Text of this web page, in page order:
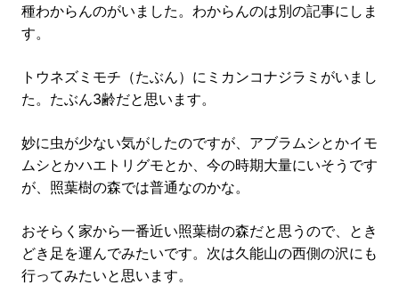
種わからんのがいました。わからんのは別の記事にしま
す。
トウネズミモチ（たぶん）にミカンコナジラミがいまし
た。たぶん3齢だと思います。
妙に虫が少ない気がしたのですが、アブラムシとかイモ
ムシとかハエトリグモとか、今の時期大量にいそうです
が、照葉樹の森では普通なのかな。
おそらく家から一番近い照葉樹の森だと思うので、とき
どき足を運んでみたいです。次は久能山の西側の沢にも
行ってみたいと思います。